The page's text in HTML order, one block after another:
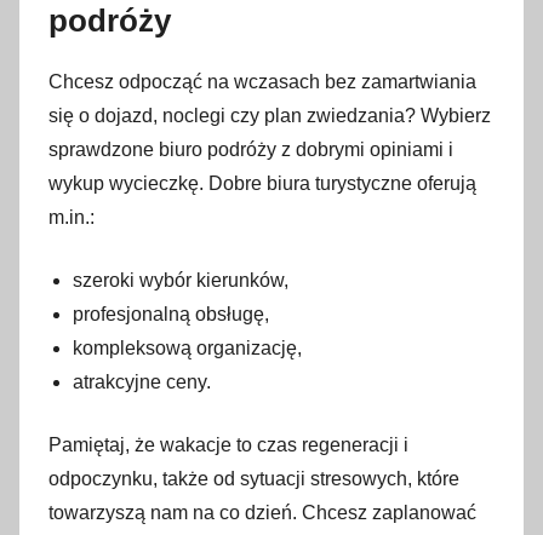
podróży
Chcesz odpocząć na wczasach bez zamartwiania
się o dojazd, noclegi czy plan zwiedzania? Wybierz
sprawdzone biuro podróży z dobrymi opiniami i
wykup wycieczkę. Dobre biura turystyczne oferują
m.in.:
szeroki wybór kierunków,
profesjonalną obsługę,
kompleksową organizację,
atrakcyjne ceny.
Pamiętaj, że wakacje to czas regeneracji i
odpoczynku, także od sytuacji stresowych, które
towarzyszą nam na co dzień. Chcesz zaplanować